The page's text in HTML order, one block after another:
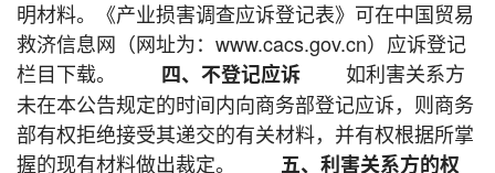
明材料。《产业损害调查应诉登记表》可在中国贸易
救济信息网（网址为：www.cacs.gov.cn）应诉登记
栏目下载。 四、不登记应诉 如利害关系方
未在本公告规定的时间内向商务部登记应诉，则商务
部有权拒绝接受其递交的有关材料，并有权根据所掌
握的现有材料做出裁定。 五、利害关系方的权